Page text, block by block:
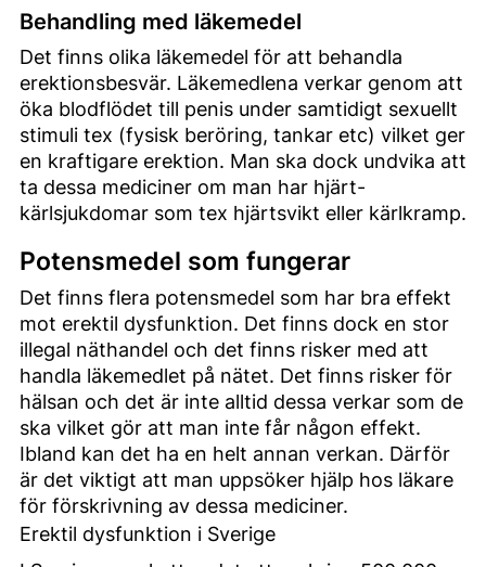
Behandling med läkemedel
Det finns olika läkemedel för att behandla
erektionsbesvär. Läkemedlena verkar genom att
öka blodflödet till penis under samtidigt sexuellt
stimuli tex (fysisk beröring, tankar etc) vilket ger
en kraftigare erektion. Man ska dock undvika att
ta dessa mediciner om man har hjärt-
kärlsjukdomar som tex hjärtsvikt eller kärlkramp.
Potensmedel som fungerar
Det finns flera potensmedel som har bra effekt
mot erektil dysfunktion. Det finns dock en stor
illegal näthandel och det finns risker med att
handla läkemedlet på nätet. Det finns risker för
hälsan och det är inte alltid dessa verkar som de
ska vilket gör att man inte får någon effekt.
Ibland kan det ha en helt annan verkan. Därför
är det viktigt att man uppsöker hjälp hos läkare
för förskrivning av dessa mediciner.
Erektil dysfunktion i Sverige